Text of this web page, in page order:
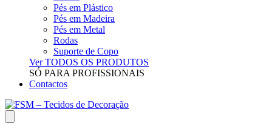
Pés em Plástico
Pés em Madeira
Pés em Metal
Rodas
Suporte de Copo
Ver TODOS OS PRODUTOS
SÓ PARA PROFISSIONAIS
Contactos